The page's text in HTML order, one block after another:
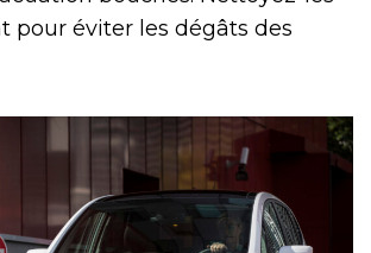
pour éviter les dégâts des